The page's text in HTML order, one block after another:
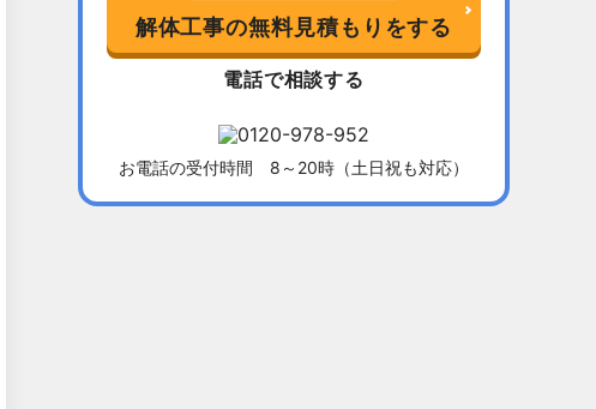
解体工事の無料見積もりをする
電話で相談する
お電話の受付時間 8～20時（土日祝も対応）